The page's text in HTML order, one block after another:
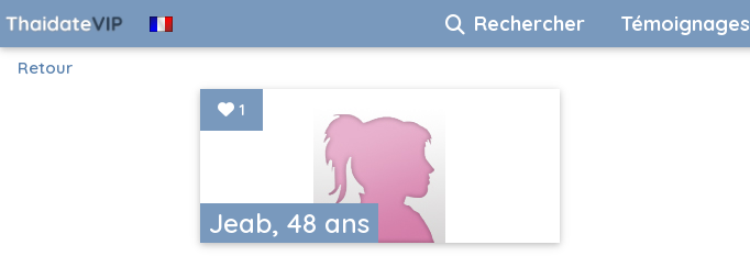
Rechercher Témoignages
Retour
Jeab, 48 ans
1